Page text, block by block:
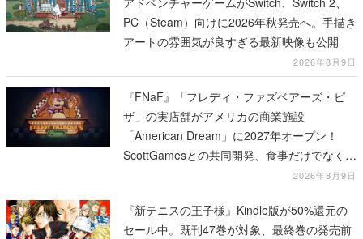
PC（Steam）向けに2026年秋発売へ。手描き
アートの雰囲気が良すぎる最新映像も公開
2026年8月9日
『FNaF』「フレディ・ファズベアーズ・ピ
ザ」の実店舗がアメリカの商業施設
「American Dream」に2027年オープン！
ScottGamesとの共同開発、食事だけでなくス
テージショーや没入型のホラー体験も楽しめ
る
2026年8月9日
『新テニスの王子様』Kindle版が50%還元の
セール中。既刊47巻が対象、最終巻の発売前